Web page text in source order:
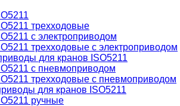
трехходовые
с электроприводом
трехходовые с электроприводом
для кранов ISO5211
с пневмоприводом
трехходовые с пневмоприводом
для кранов ISO5211
ручные